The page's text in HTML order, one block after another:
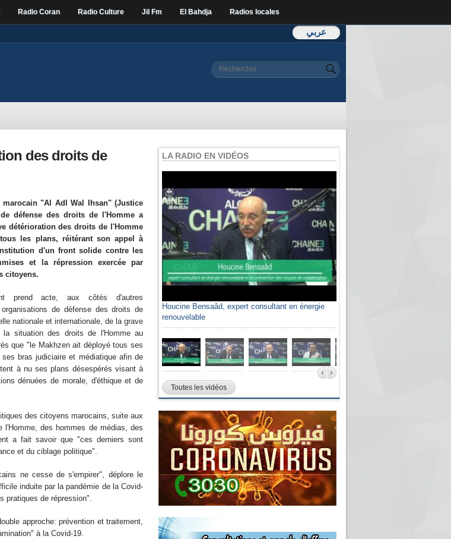
Radio Coran Radio Culture Jil Fm El Bahdja Radios locales
عربي
Formulaire de
Rechercher
des droits de
marocain "Al Adl Wal Ihsan" (Justice
défense des droits de l'Homme a
détérioration des droits de l'Homme
les plans, réitérant son appel à
d'un front solide contre les
et la répression exercée par
citoyens.
prend acte, aux côtés d'autres
de défense des droits de
nationale et internationale, de la grave
la situation des droits de l'Homme au
que "le Makhzen ait déployé tous ses
bras judiciaire et médiatique afin de
à nu ses plans désespérés visant à
dénuées de morale, d'éthique et de
des citoyens marocains, suite aux
l'Homme, des hommes de médias, des
a fait savoir que "ces derniers sont
et du ciblage politique".
ne cesse de s'empirer", déplore le
induite par la pandémie de la Covid-
pratiques de répression".
approche: prévention et traitement,
à la Covid-19.
LA RADIO EN VIDÉOS
Houcine Bensaâd, expert consultant en énergie
renouvelable
Toutes les vidéos